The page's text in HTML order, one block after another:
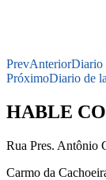
PrevAnteriorDiario
PróximoDiario de
HABLE
Rua Pres. Antônio
Carmo da